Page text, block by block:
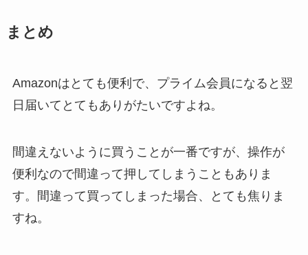
まとめ
Amazonはとても便利で、プライム会員になると翌
日届いてとてもありがたいですよね。
間違えないように買うことが一番ですが、操作が
便利なので間違って押してしまうこともありま
す。間違って買ってしまった場合、とても焦りま
すね。